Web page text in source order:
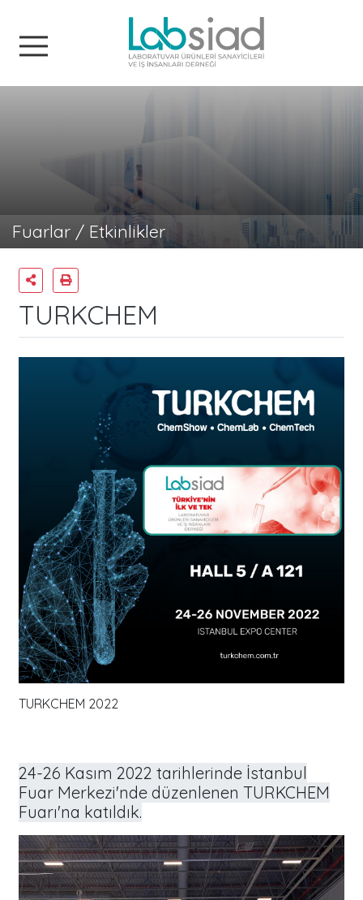
Fuarlar / Etkinlikler
TURKCHEM
TURKCHEM 2022
24-26 Kasım 2022 tarihlerinde İstanbul
Fuar Merkezi'nde düzenlenen TURKCHEM
Fuarı'na katıldık.